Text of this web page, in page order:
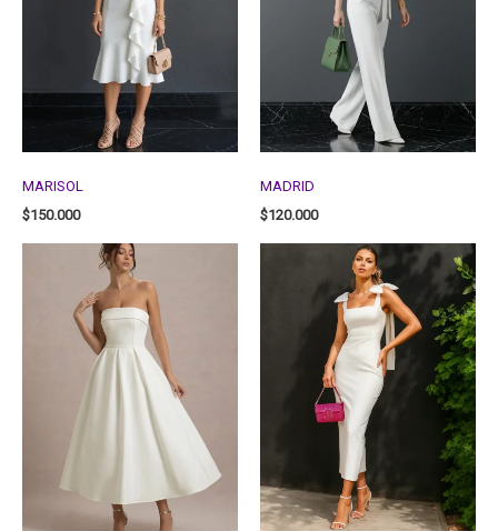
MARISOL
$150.000
MADRID
$120.000